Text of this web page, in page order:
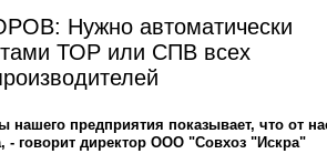
Нужно автоматически
ТОР или СПВ всех
нашего предприятия показывает, что от
- говорит директор ООО "Совхоз "Искра"